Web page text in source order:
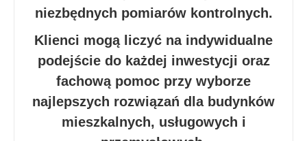
niezbędnych pomiarów kontrolnych.
Klienci mogą liczyć na indywidualne
podejście do każdej inwestycji oraz
fachową pomoc przy wyborze
najlepszych rozwiązań dla budynków
mieszkalnych, usługowych i